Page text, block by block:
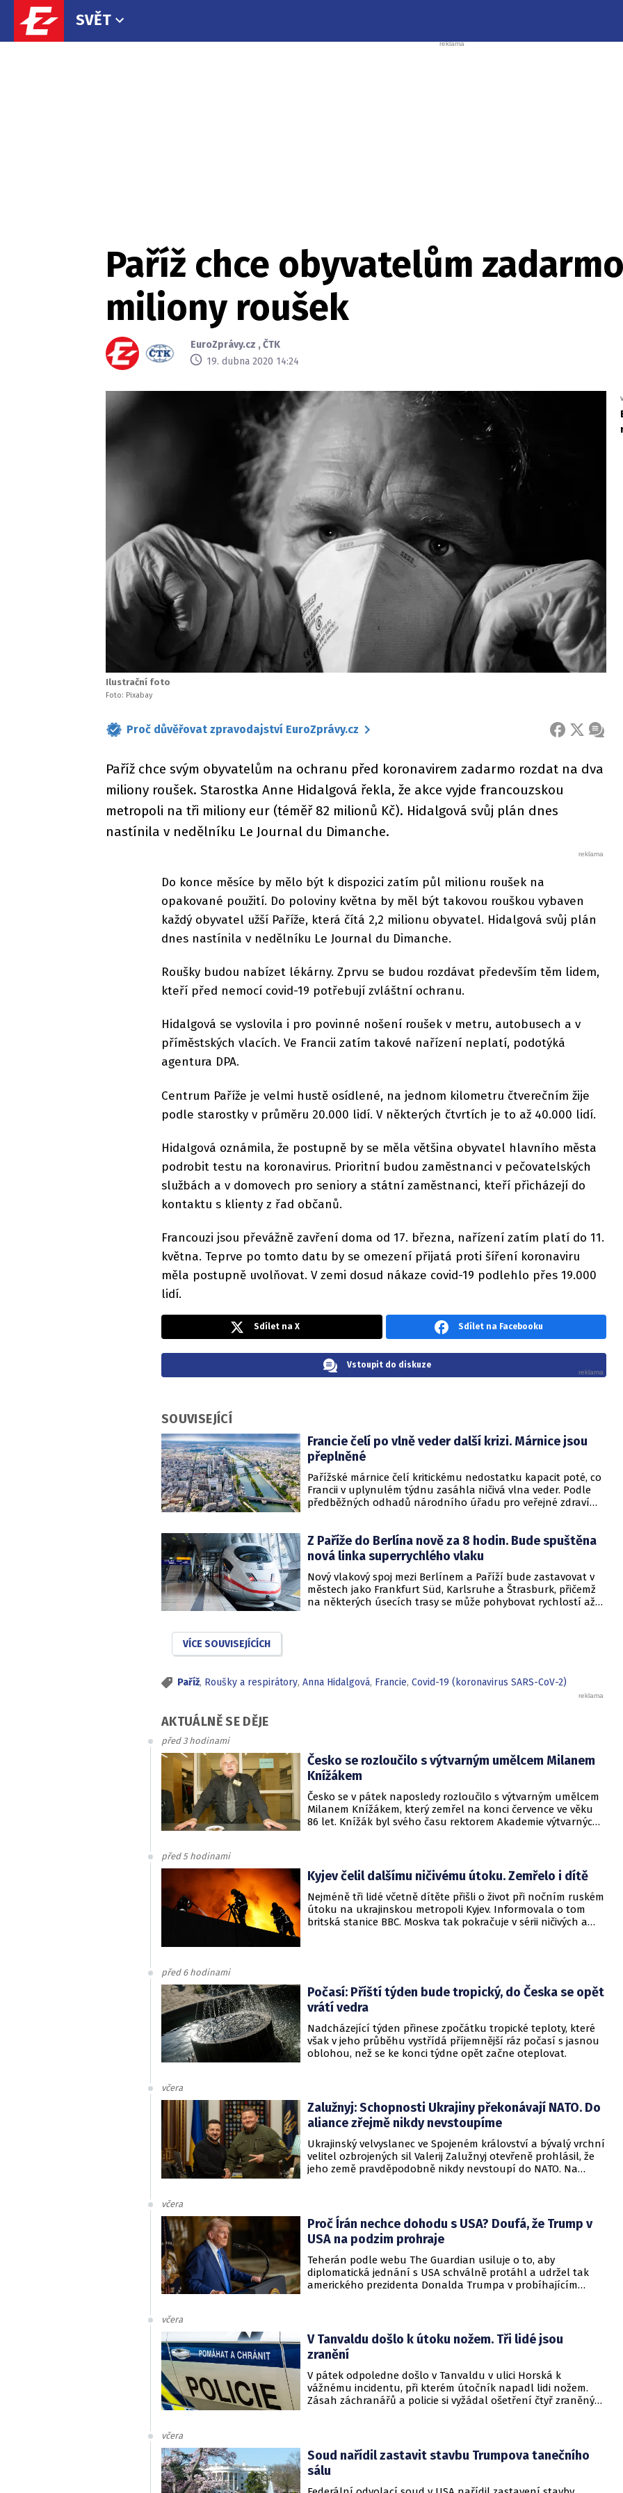
SVĚT
Paříž chce obyvatelům
miliony roušek
EuroZprávy.cz ,ČTK
19. dubna 2020 14:24
Ilustrační foto
Foto: Pixabay
Proč důvěřovat zpravodajství EuroZprávy.cz FACEBOOK
X
Paříž chce svým obyvatelům na ochranu před koronavirem zadarmo rozdat na dva
miliony roušek. Starostka Anne Hidalgová řekla, že akce vyjde francouzskou
metropoli na tři miliony eur (téměř 82 milionů Kč). Hidalgová svůj plán dnes
nastínila v nedělníku Le Journal du Dimanche.
Do konce měsíce by mělo být k dispozici zatím půl milionu roušek na
opakované použití. Do poloviny května by měl být takovou rouškou vybaven
každý obyvatel užší Paříže, která čítá 2,2 milionu obyvatel. Hidalgová svůj plán
dnes nastínila v nedělníku Le Journal du Dimanche.
Roušky budou nabízet lékárny. Zprvu se budou rozdávat především těm lidem,
kteří před nemocí covid-19 potřebují zvláštní ochranu.
Hidalgová se vyslovila i pro povinné nošení roušek v metru, autobusech a v
příměstských vlacích. Ve Francii zatím takové nařízení neplatí, podotýká
agentura DPA.
Centrum Paříže je velmi hustě osídlené, na jednom kilometru čtverečním žije
podle starostky v průměru 20.000 lidí. V některých čtvrtích je to až 40.000 lidí.
Hidalgová oznámila, že postupně by se měla většina obyvatel hlavního města
podrobit testu na koronavirus. Prioritní budou zaměstnanci v pečovatelských
službách a v domovech pro seniory a státní zaměstnanci, kteří přicházejí do
kontaktu s klienty z řad občanů.
Francouzi jsou převážně zavření doma od 17. března, nařízení zatím platí do 11.
května. Teprve po tomto datu by se omezení přijatá proti šíření koronaviru
měla postupně uvolňovat. V zemi dosud nákaze covid-19 podlehlo přes 19.000
lidí.
Sdílet na X Sdílet na Facebooku
Vstoupit do diskuze
SOUVISEJÍCÍ
Francie čelí po vlně veder další krizi. Márnice jsou
přeplněné
Pařížské márnice čelí kritickému nedostatku kapacit poté, co
Francii v uplynulém týdnu zasáhla ničivá vlna veder. Podle
předběžných odhadů národního úřadu pro veřejné zdraví
přičemž experti toto číslo označují za velmi střízlivý odhad,
který po zpracování všech úmrtních listů ještě výrazně
Z Paříže do Berlína nově za 8 hodin. Bude spuštěna
nová linka superrychlého vlaku
Nový vlakový spoj mezi Berlínem a Paříží bude zastavovat v
městech jako Frankfurt Süd, Karlsruhe a Štrasburk, přičemž
na některých úsecích trasy se může pohybovat rychlostí až
VÍCE SOUVISEJÍCÍCH
Paříž, Roušky a respirátory, Anna Hidalgová, Francie, Covid-19 (koronavirus SARS-CoV-2)
AKTUÁLNĚ SE DĚJE
před 3 hodinami
Česko se rozloučilo s výtvarným umělcem Milanem
Knížákem
Česko se v pátek naposledy rozloučilo s výtvarným umělcem
Milanem Knížákem, který zemřel na konci července ve věku
86 let. Knížák byl svého času rektorem Akademie výtvarných
před 5 hodinami
Kyjev čelil dalšímu ničivému útoku. Zemřelo i dítě
Nejméně tři lidé včetně dítěte přišli o život při nočním ruském
útoku na ukrajinskou metropoli Kyjev. Informovala o tom
britská stanice BBC. Moskva tak pokračuje v sérii ničivých a
před 6 hodinami
Počasí: Příští týden bude tropický, do Česka se opět
vrátí vedra
Nadcházející týden přinese zpočátku tropické teploty, které
však v jeho průběhu vystřídá příjemnější ráz počasí s jasnou
oblohou, než se ke konci týdne opět začne oteplovat.
včera
Zalužnyj: Schopnosti Ukrajiny překonávají NATO. Do
aliance zřejmě nikdy nevstoupíme
Ukrajinský velvyslanec ve Spojeném království a bývalý vrchní
velitel ozbrojených sil Valerij Zalužnyj otevřeně prohlásil, že
jeho země pravděpodobně nikdy nevstoupí do NATO. Na
nedosažitelné.
včera
Proč Írán nechce dohodu s USA? Doufá, že Trump v
USA na podzim prohraje
Teherán podle webu The Guardian usiluje o to, aby
diplomatická jednání s USA schválně protáhl a udržel tak
amerického prezidenta Donalda Trumpa v probíhajícím
rukojmími za prezidenta Jimmyho Cartera.
včera
V Tanvaldu došlo k útoku nožem. Tři lidé jsou
zranění
V pátek odpoledne došlo v Tanvaldu v ulici Horská k
vážnému incidentu, při kterém útočník napadl lidi nožem.
Zásah záchranářů a policie si vyžádal ošetření čtyř zraněných
včera
Soud nařídil zastavit stavbu Trumpova tanečního
sálu